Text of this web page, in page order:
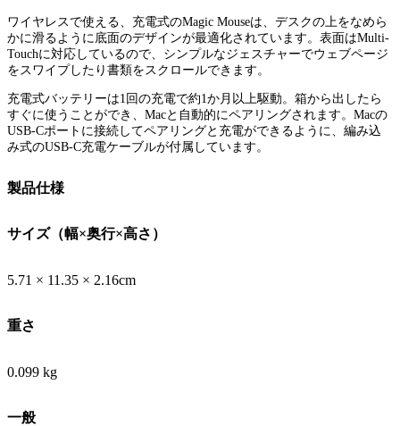
ワイヤレスで使える、充電式のMagic Mouseは、デスクの上をなめら
かに滑るように底面のデザインが最適化されています。表面はMulti-
Touchに対応しているので、シンプルなジェスチャーでウェブページ
をスワイプしたり書類をスクロールできます。
充電式バッテリーは1回の充電で約1か月以上駆動。箱から出したら
すぐに使うことができ、Macと自動的にペアリングされます。Macの
USB-Cポートに接続してペアリングと充電ができるように、編み込
み式のUSB-C充電ケーブルが付属しています。
製品仕様
サイズ（幅×奥行×高さ）
5.71 × 11.35 × 2.16cm
重さ
0.099 kg
一般